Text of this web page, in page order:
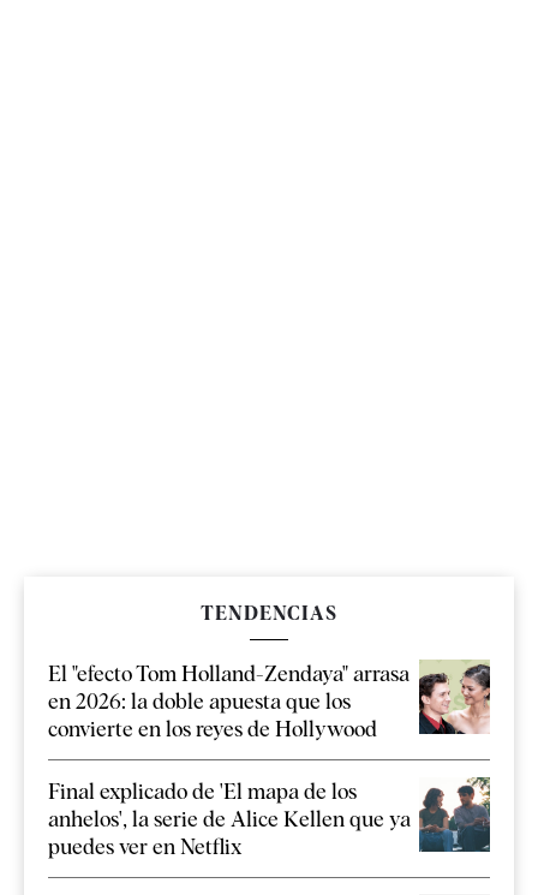
TENDENCIAS
El "efecto Tom Holland-Zendaya" arrasa
en 2026: la doble apuesta que los
convierte en los reyes de Hollywood
Final explicado de 'El mapa de los
anhelos', la serie de Alice Kellen que ya
puedes ver en Netflix